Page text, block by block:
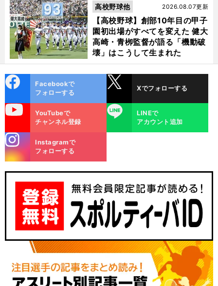
【高校野球】創部10年目の甲子
園初出場がすべてを変えた 健大
高崎・青栁監督が語る「機動破
壊」はこうして生まれた
2026.08.07更新
高校野球他
ok
Facebookで
フォローする
Xでフォローする
YouTubeで
チャンネル登録
LINE
LINEで
アカウント追加
m
Instagramで
フォローする